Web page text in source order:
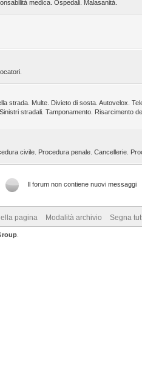
medica. Ospedali. Malasanità.
strada. Multe. Divieto di sosta. Autovelox.
stradali. Tamponamento. Risarcimento
civile. Procedura penale. Cancellerie.
Il forum non contiene nuovi messaggi
pagina Modalità archivio Segna